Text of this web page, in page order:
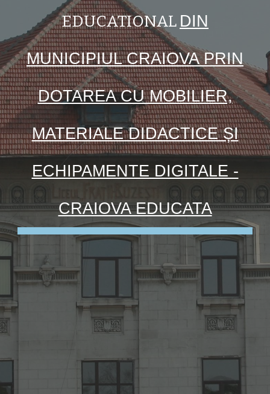
EDUCATIONAL DIN
MUNICIPIUL CRAIOVA PRIN
DOTAREA CU MOBILIER,
MATERIALE DIDACTICE ȘI
ECHIPAMENTE DIGITALE -
CRAIOVA EDUCATA